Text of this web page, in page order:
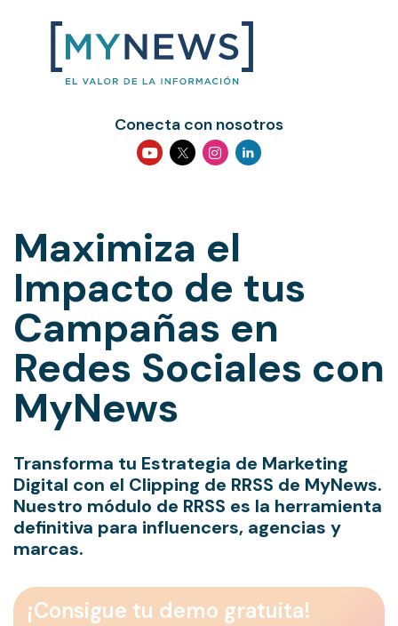
Conecta con nosotros
Maximiza el
Impacto de tus
Campañas en
Redes Sociales con
MyNews
Transforma tu Estrategia de Marketing
Digital con el Clipping de RRSS de MyNews.
Nuestro módulo de RRSS es la herramienta
definitiva para influencers, agencias y
marcas.
¡Consigue tu demo gratuita!